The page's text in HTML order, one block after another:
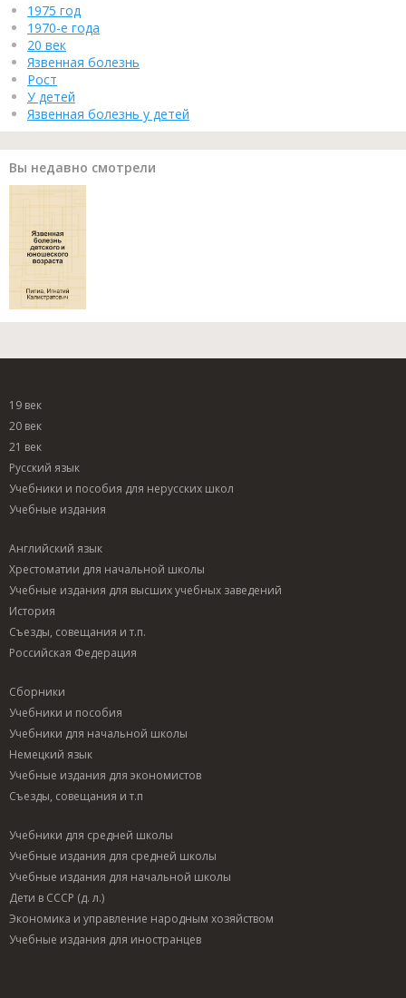
1975 год
1970-е года
20 век
Язвенная болезнь
Рост
У детей
Язвенная болезнь у детей
Вы недавно смотрели
19 век
20 век
21 век
Русский язык
Учебники и пособия для нерусских школ
Учебные издания
Английский язык
Хрестоматии для начальной школы
Учебные издания для высших учебных заведений
История
Съезды, совещания и т.п.
Российская Федерация
Сборники
Учебники и пособия
Учебники для начальной школы
Немецкий язык
Учебные издания для экономистов
Съезды, совещания и т.п
Учебники для средней школы
Учебные издания для средней школы
Учебные издания для начальной школы
Дети в СССР (д. л.)
Экономика и управление народным хозяйством
Учебные издания для иностранцев